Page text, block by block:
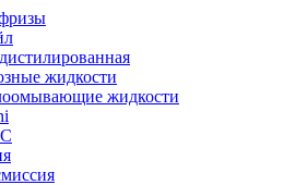
жидкости
жидкости